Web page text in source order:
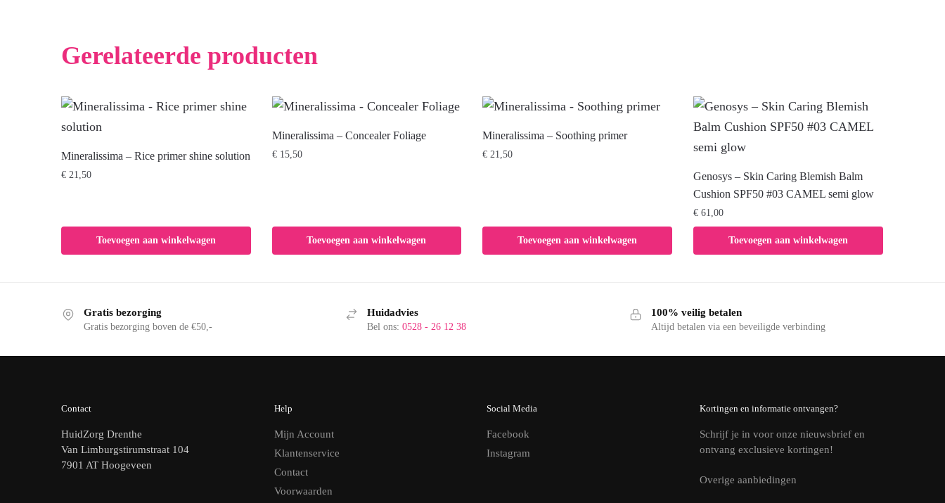
Gerelateerde producten
Mineralissima – Rice primer shine solution
€ 21,50
Toevoegen aan winkelwagen
Mineralissima – Concealer Foliage
€15,50
Toevoegen aan winkelwagen
Mineralissima – Soothing primer
€ 21,50
Toevoegen aan winkelwagen
Genosys – Skin Caring Blemish Balm
Cushion SPF50 #03 CAMEL semi glow
€61,00
Toevoegen aan winkelwagen
Gratis bezorging
Gratis bezorging boven de €50,-
Huidadvies
Bel ons:0528 - 26 12 38
100% veilig betalen
Altijd betalen via een beveiligde verbinding
Contact
HuidZorg Drenthe
Van Limburgstirumstraat 104
7901 AT Hoogeveen
Help
Mijn Account
Klantenservice
Contact
Voorwaarden
Social Media
Facebook
Instagram
Kortingen en informatie ontvangen?
Schrijf je in voor onze nieuwsbrief en
ontvang exclusieve kortingen!
Overige aanbiedingen